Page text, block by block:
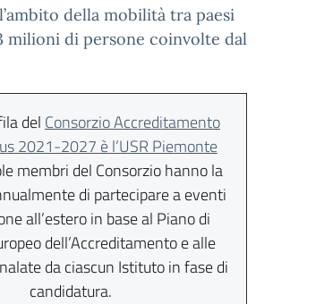
della mobilità tra paesi
di persone coinvolte dal
del Consorzio Accreditamento
2021-2027 è l’USR Piemonte
membri del Consorzio hanno la
di partecipare a eventi
all’estero in base al Piano di
dell’Accreditamento e alle
da ciascun Istituto in fase di
candidatura.